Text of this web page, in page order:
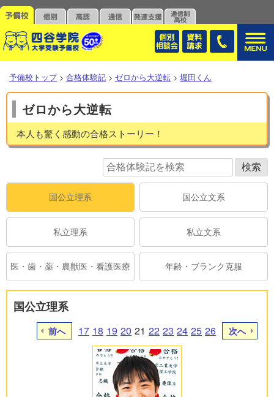
予備校トップ > 合格体験記 > ゼロから大逆転 > 堀田くん
ゼロから大逆転
本人も驚く感動の合格ストーリー！
国公立理系 国公立文系
私立理系 私立文系
医・歯・薬・農獣医・看護医療 年齢・ブランク克服
国公立理系
前へ 17 18 19 20 21 22 23 24 25 26 次へ